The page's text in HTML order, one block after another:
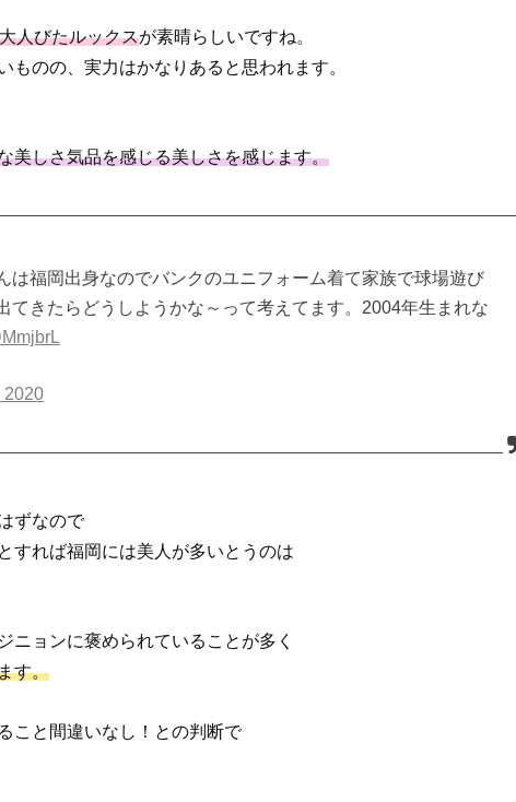
人びたルックスが素晴らしいですね。
のの、実力はかなりあると思われます。
美しさ気品を感じる美しさを感じます。
は福岡出身なのでバンクのユニフォーム着て家族で球場遊び
てきたらどうしようかな～って考えてます。2004年生まれな
2020
ずなので
すれば福岡には美人が多いとうのは
ニョンに褒められていることが多く
す。
こと間違いなし！との判断で